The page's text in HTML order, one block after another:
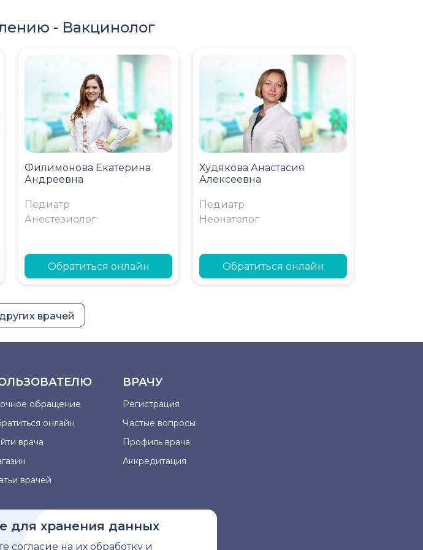
- Вакцинолог
Филимонова Екатерина
Андреевна
Педиатр
Анестезиолог
Обратиться онлайн
Худякова Анастасия
Алексеевна
Педиатр
Неонатолог
Обратиться онлайн
врачей
для хранения данных
согласие на их обработку и
обращение
онлайн
врача
врачей
ВРАЧУ
Регистрация
Частые вопросы
Профиль врача
Аккредитация